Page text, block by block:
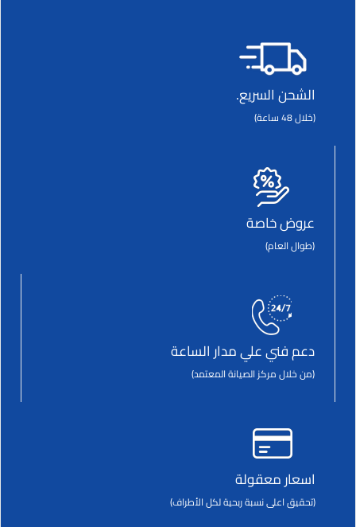
الشحن السريع.
(خلال 48 ساعة)
عروض خاصة
(طوال العام)
دعم فني علي مدار الساعة
(من خلال مركز الصيانة المعتمد)
اسعار معقولة
(تحقيق اعلى نسبة ربحية لكل الأطراف)